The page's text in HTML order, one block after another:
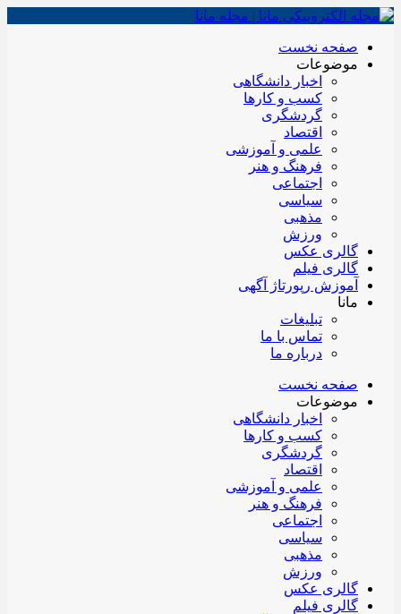
صفحه نخست
موضوعات
اخبار دانشگاهی
کسب و کارها
گردشگری
اقتصاد
علمی و آموزشی
فرهنگ و هنر
اجتماعی
سیاسی
مذهبی
ورزش
گالری عکس
گالری فیلم
آموزش رپورتاژ آگهی
مانا
تبلیغات
تماس با ما
درباره ما
صفحه نخست
موضوعات
اخبار دانشگاهی
کسب و کارها
گردشگری
اقتصاد
علمی و آموزشی
فرهنگ و هنر
اجتماعی
سیاسی
مذهبی
ورزش
گالری عکس
گالری فیلم